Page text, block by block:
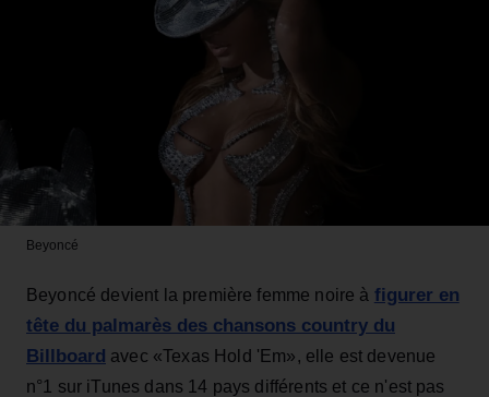
Beyoncé
Beyoncé devient la première femme noire à figurer en
tête du palmarès des chansons country du
Billboard avec «Texas Hold 'Em», elle est devenue
n°1 sur iTunes dans 14 pays différents et ce n'est pas